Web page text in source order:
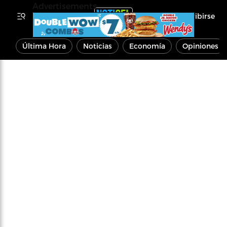
Inscribirse
Última Hora Noticias Economía Opiniones
Advertisements